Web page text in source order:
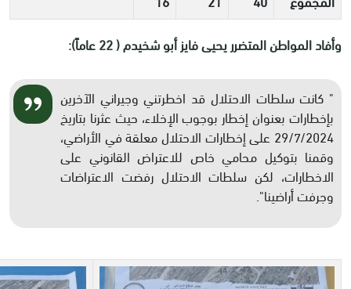
وأفاد المواطن المتضرر يحيى فايز أبو شخيدم ( 22 عاماً):
" كانت سلطات الاحتلال قد اخطرتني وجيراني الآخرين
بإخطارات بعنوان إخطار بوجوب الإخلاء، حيث عثرنا بتاريخ
29/7/2024 على إخطارات الاحتلال معلقة في الأراضي،
وقمنا بتوكيل محامي خاص للاعتراض القانوني على
الاخطارات، لكن سلطات الاحتلال رفضت الاعتراضات
وجرفت أراضينا".